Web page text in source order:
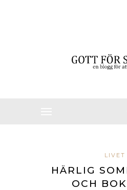
LIVET
HÄRLIG
OCH